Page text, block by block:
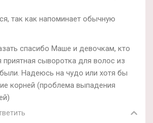
так как напоминает обычную
спасибо Маше и девочкам, кто
приятная сыворотка для волос из
Надеюсь на чудо или хотя бы
корней (проблема выпадения